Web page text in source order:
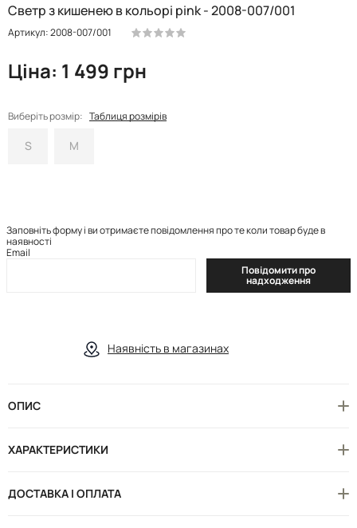
Светр з кишенею в кольорі pink - 2008-007/001
Артикул: 2008-007/001
Ціна: 1 499 грн
Виберіть розмір: Таблиця розмірів
S M
Заповніть форму і ви отримаєте повідомлення про те коли товар буде в
наявності
Email
Повідомити про
надходження
Наявність в магазинах
ОПИС
ХАРАКТЕРИСТИКИ
ДОСТАВКА І ОПЛАТА